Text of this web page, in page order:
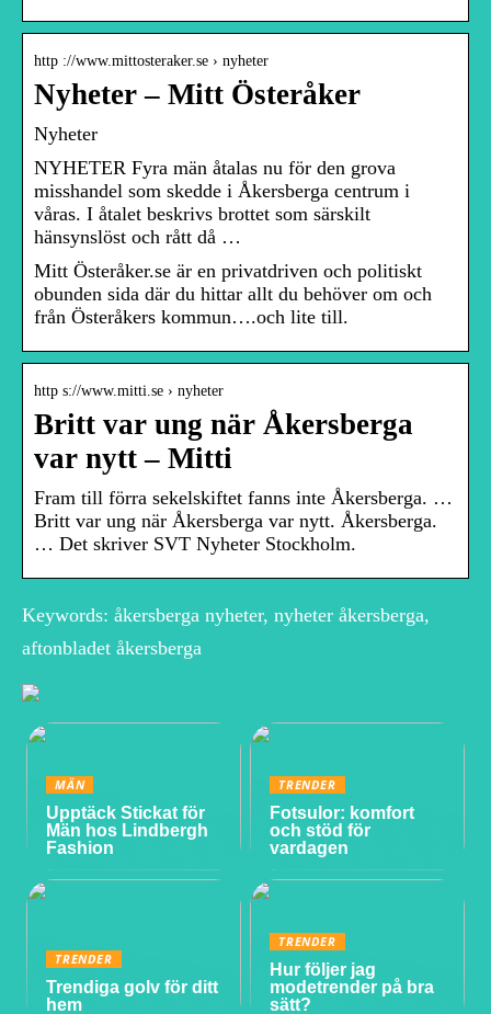
http ://www.mittosteraker.se › nyheter
Nyheter – Mitt Österåker
Nyheter
NYHETER Fyra män åtalas nu för den grova
misshandel som skedde i Åkersberga centrum i
våras. I åtalet beskrivs brottet som särskilt
hänsynslöst och rått då …
Mitt Österåker.se är en privatdriven och politiskt
obunden sida där du hittar allt du behöver om och
från Österåkers kommun….och lite till.
http s://www.mitti.se › nyheter
Britt var ung när Åkersberga
var nytt – Mitti
Fram till förra sekelskiftet fanns inte Åkersberga. …
Britt var ung när Åkersberga var nytt. Åkersberga.
… Det skriver SVT Nyheter Stockholm.
Keywords: åkersberga nyheter, nyheter åkersberga,
aftonbladet åkersberga
MÄN
Upptäck Stickat för
Män hos Lindbergh
Fashion
TRENDER
Fotsulor: komfort
och stöd för
vardagen
TRENDER
Trendiga golv för ditt
hem
TRENDER
Hur följer jag
modetrender på bra
sätt?